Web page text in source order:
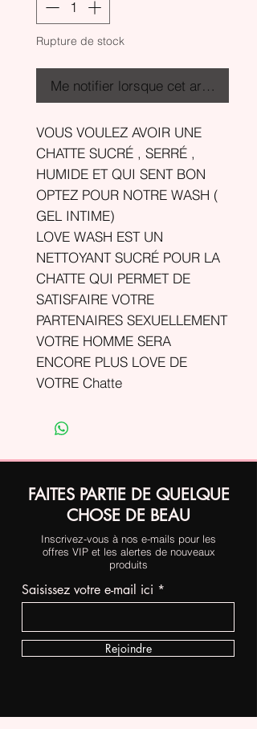
Rupture de stock
Me notifier lorsque cet article est
VOUS VOULEZ AVOIR UNE
CHATTE SUCRÉ , SERRÉ ,
HUMIDE ET QUI SENT BON
OPTEZ POUR NOTRE WASH (
GEL INTIME)
LOVE WASH EST UN
NETTOYANT SUCRÉ POUR LA
CHATTE QUI PERMET DE
SATISFAIRE VOTRE
PARTENAIRES SEXUELLEMENT
VOTRE HOMME SERA
ENCORE PLUS LOVE DE
VOTRE Chatte
FAITES PARTIE DE QUELQUE
CHOSE DE BEAU
Inscrivez-vous à nos e-mails pour les
offres VIP et les alertes de nouveaux
produits
Saisissez votre e-mail ici
Rejoindre